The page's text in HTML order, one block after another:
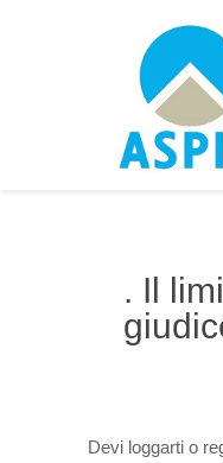
. Il
Devi loggarti o